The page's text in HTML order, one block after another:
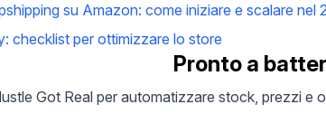
su Amazon: come iniziare e scalare nel
checklist per ottimizzare lo store
Pronto a
Got Real per automatizzare stock, prezzi e